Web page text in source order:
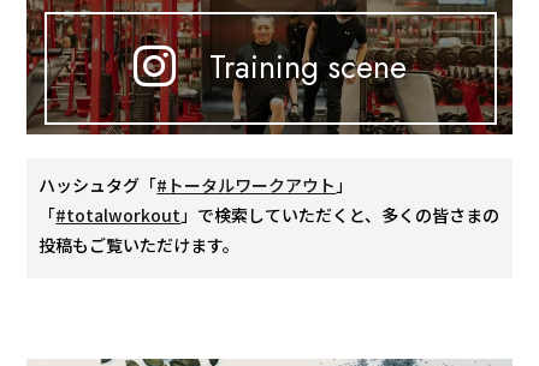
Training scene
ハッシュタグ「#トータルワークアウト」
「#totalworkout」で検索していただくと、多くの皆さまの
投稿もご覧いただけます。